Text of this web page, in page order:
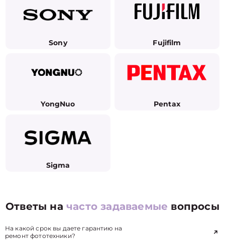
Sony Fujifilm
YongNuo Pentax
Sigma
Ответы начасто задаваемые вопросы
На какой срок вы даете гарантию на
ремонт фототехники?